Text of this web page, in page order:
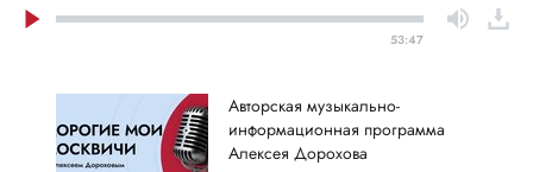
53:47
Авторская музыкально-
информационная программа
Алексея Дорохова